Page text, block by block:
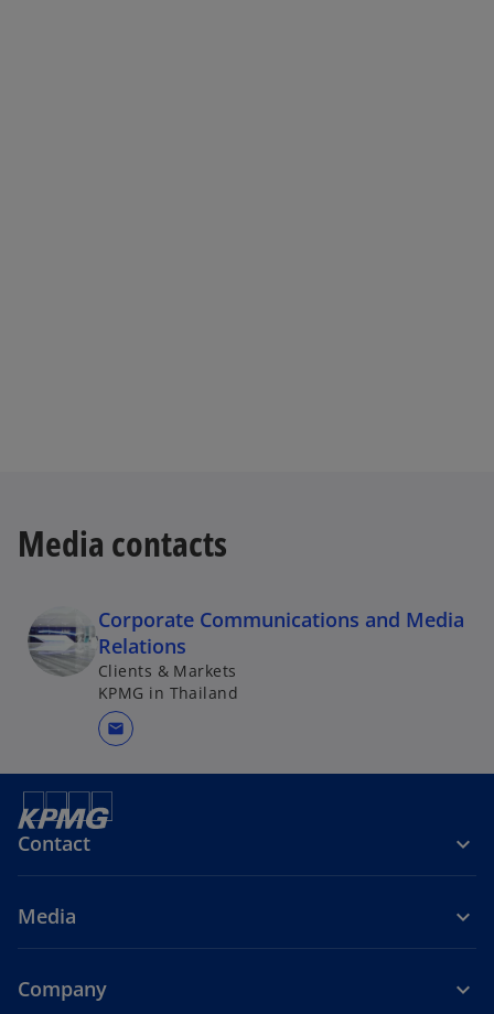
Media contacts
Corporate Communications and Media
Relations
Clients & Markets
KPMG in Thailand
mail
Contact
Media
Company